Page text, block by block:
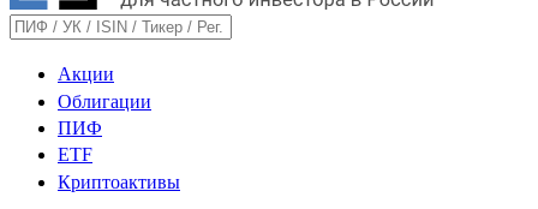
Акции
Облигации
ПИФ
ETF
Криптоактивы